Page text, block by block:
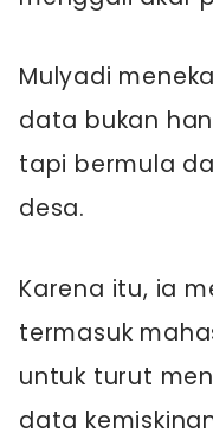
Mulyadi
data bukan
tapi bermula
desa.
Karena itu, ia
termasuk
untuk turut
data